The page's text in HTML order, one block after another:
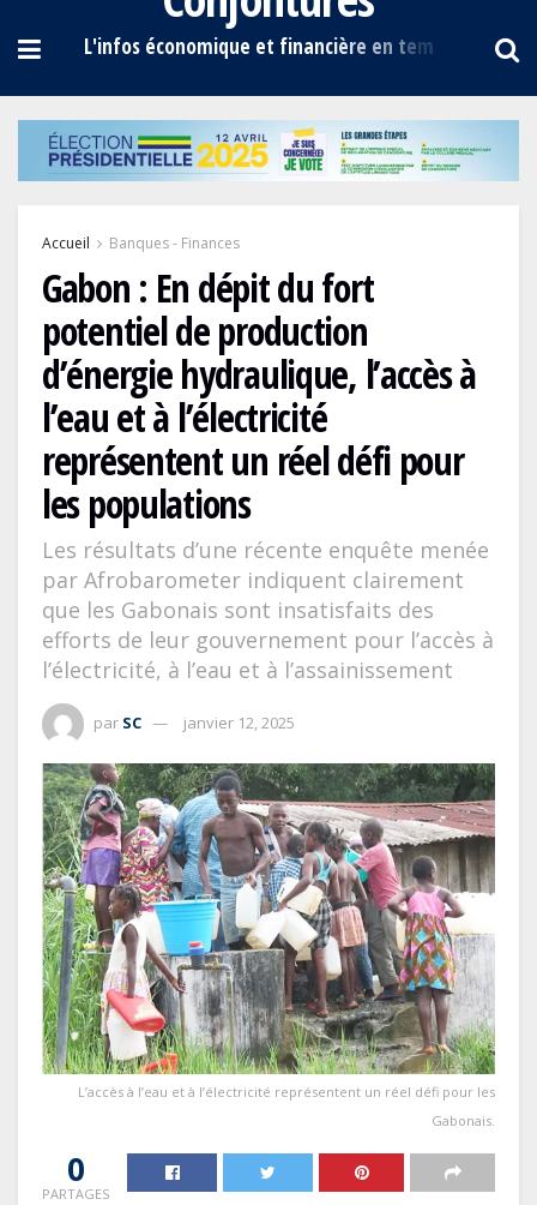
Accueil Banques - Finances
Gabon : En dépit du fort
potentiel de production
d’énergie hydraulique, l’accès à
l’eau et à l’électricité
représentent un réel défi pour
les populations
Les résultats d’une récente enquête menée
par Afrobarometer indiquent clairement
que les Gabonais sont insatisfaits des
efforts de leur gouvernement pour l’accès à
l’électricité, à l’eau et à l’assainissement
par SC janvier 12, 2025
L’accès à l’eau et à l’électricité représentent un réel défi pour les
Gabonais.
0
PARTAGES